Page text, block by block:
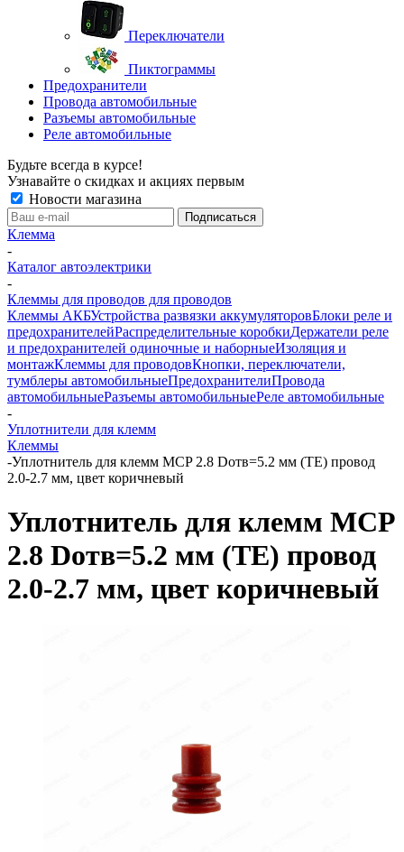
Переключатели
Пиктограммы
Предохранители
Провода автомобильные
Разъемы автомобильные
Реле автомобильные
Будьте всегда в курсе!
Узнавайте о скидках и акциях первым
Новости магазина
Клемма
-
Каталог автоэлектрики
-
Клеммы для проводов для проводов
Клеммы АКБУстройства развязки аккумуляторовБлоки реле и
предохранителейРаспределительные коробкиДержатели реле
и предохранителей одиночные и наборныеИзоляция и
монтажКлеммы для проводовКнопки, переключатели,
тумблеры автомобильныеПредохранителиПровода
автомобильныеРазъемы автомобильныеРеле автомобильные
-
Уплотнители для клемм
Клеммы
-Уплотнитель для клемм MCP 2.8 Dотв=5.2 мм (TE) провод
2.0-2.7 мм, цвет коричневый
Уплотнитель для клемм MCP
2.8 Dотв=5.2 мм (TE) провод
2.0-2.7 мм, цвет коричневый